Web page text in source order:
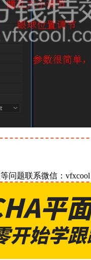
问题联系微信：vfxcool